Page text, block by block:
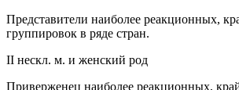
Представители наиболее реакционных,
группировок в ряде стран.
II нескл. м. и женский род
Приверженец наиболее реакционных,